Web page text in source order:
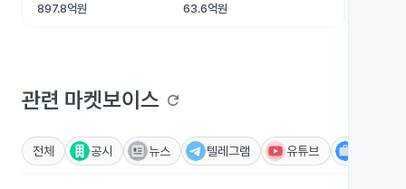
897.8억원
63.6억원
관련 마켓보이스 refresh
전체 공시 뉴스 텔레그램 유튜브